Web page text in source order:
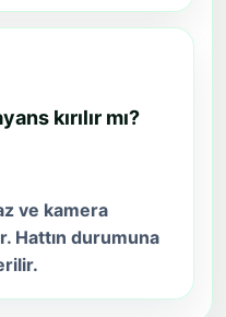
kırılır mı?
ve kamera
Hattın durumuna